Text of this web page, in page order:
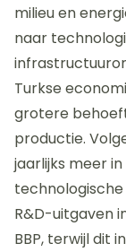
milieu en
naar
Turkse
grotere
productie.
jaarlijks meer
technologische
R&D-uitgaven
BBP, terwijl dit